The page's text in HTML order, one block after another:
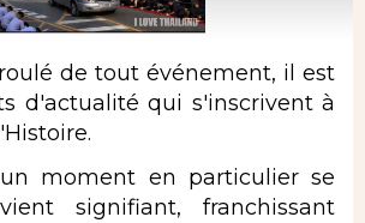
de tout événement, il est
d'actualité qui s'inscrivent à
moment en particulier se
signifiant, franchissant